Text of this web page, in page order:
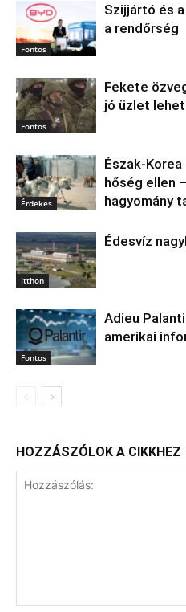
Fontos
Szijjártó és
a rendőrség
Fontos
Fekete
jó üzlet lehet
Érdekes
hőség ellen
hagyomány
Itthon
Édesvíz
Fontos
Adieu
amerikai
HOZZÁSZÓLOK A CIKKHEZ